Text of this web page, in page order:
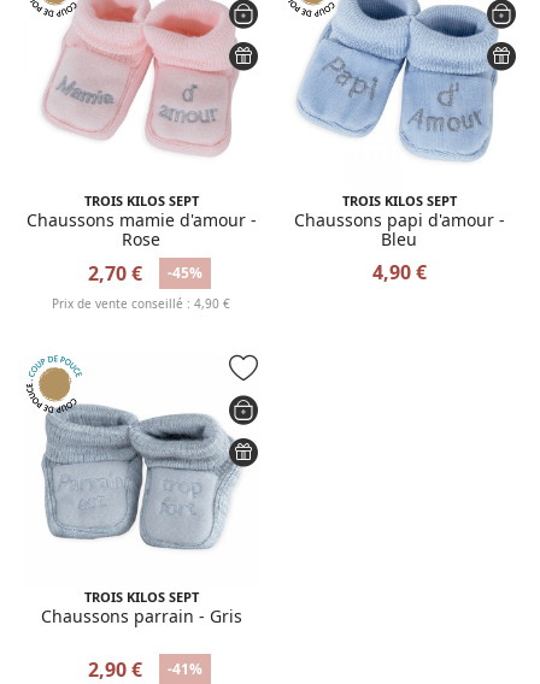
TROIS KILOS SEPT
Chaussons mamie d'amour -
Rose
2,70 € -45%
Prix de vente conseillé : 4,90 €
TROIS KILOS SEPT
Chaussons papi d'amour -
Bleu
4,90 €
TROIS KILOS SEPT
Chaussons parrain - Gris
2,90 € -41%